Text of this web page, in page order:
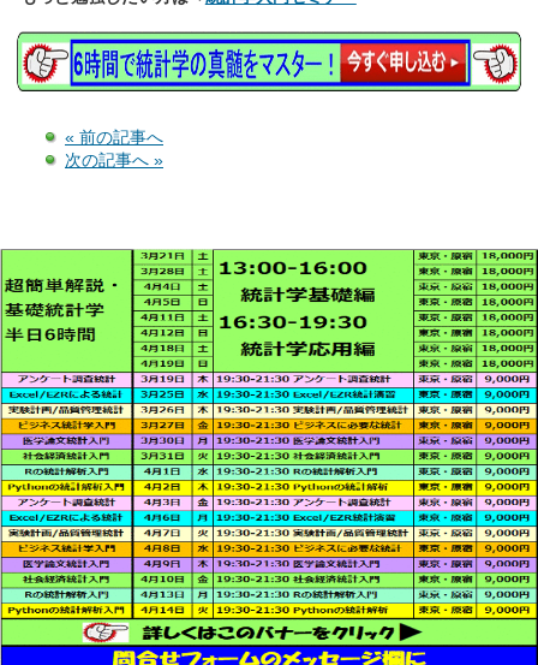
« 前の記事へ
次の記事へ »